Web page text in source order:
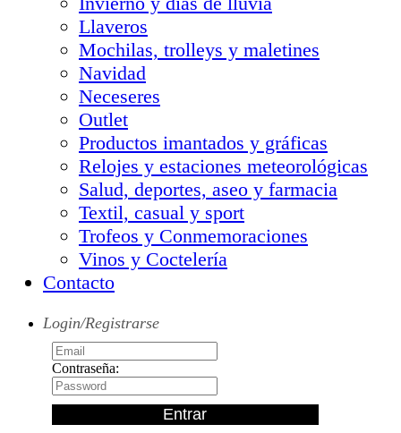
Llaveros
Mochilas, trolleys y maletines
Navidad
Neceseres
Outlet
Productos imantados y gráficas
Relojes y estaciones meteorológicas
Salud, deportes, aseo y farmacia
Textil, casual y sport
Trofeos y Conmemoraciones
Vinos y Coctelería
Contacto
Login/Registrarse
Contraseña: